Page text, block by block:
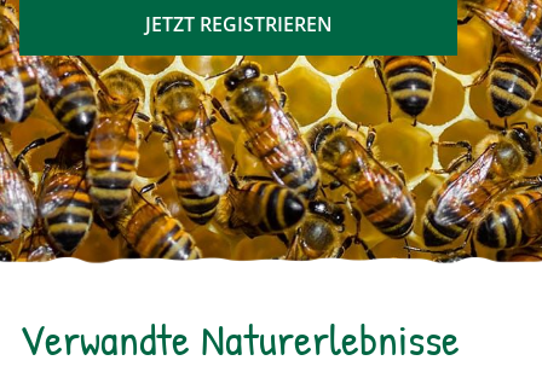
JETZT REGISTRIEREN
Verwandte Naturerlebnisse